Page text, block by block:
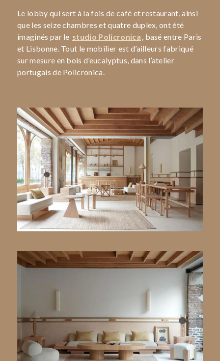
Le lobby qui sert à la fois de café et restaurant, ainsi
que les seize chambres et quatre duplex, ont été
imaginés par le studio Policronica , basé entre Paris
et Lisbonne. Tout le mobilier est d’ailleurs fabriqué
sur mesure en bois d’eucalyptus, dans l’atelier
portugais de Policronica.